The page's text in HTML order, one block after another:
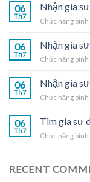
06
Th7
Nhận gia
Chức năng bình
06
Th7
Nhận gia
Chức năng bình
06
Th7
Nhận gia
Chức năng bình
06
Th7
Tìm gia sư
Chức năng bình
RECENT